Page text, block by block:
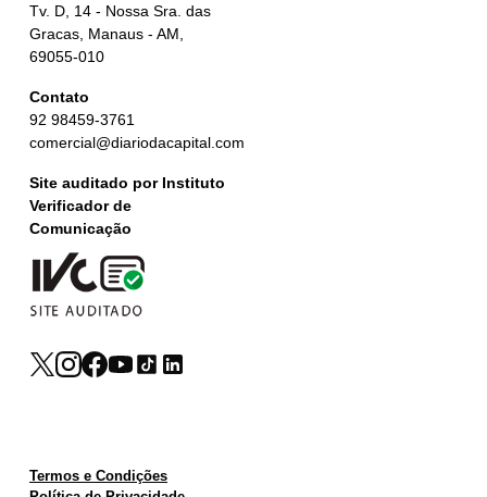
Tv. D, 14 - Nossa Sra. das
Gracas, Manaus - AM,
69055-010
Contato
92 98459-3761
comercial@diariodacapital.com
Site auditado por Instituto
Verificador de
Comunicação
Termos e Condições